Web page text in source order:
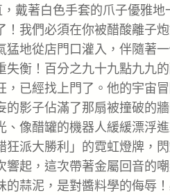
戴著白色手套的爪子優雅地
！我們必須在你被醋酸離子
猛地從店門口灌入，伴隨著
失衡！百分之九十九點九九
，已經找上門了。他的宇宙
影子佔滿了那扇被撞破的
像醋罐的機器人緩緩漂浮
派大勝利」的霓虹燈牌，
響起，這次帶著金屬回音的
蒜泥，是對醬料學的侮辱